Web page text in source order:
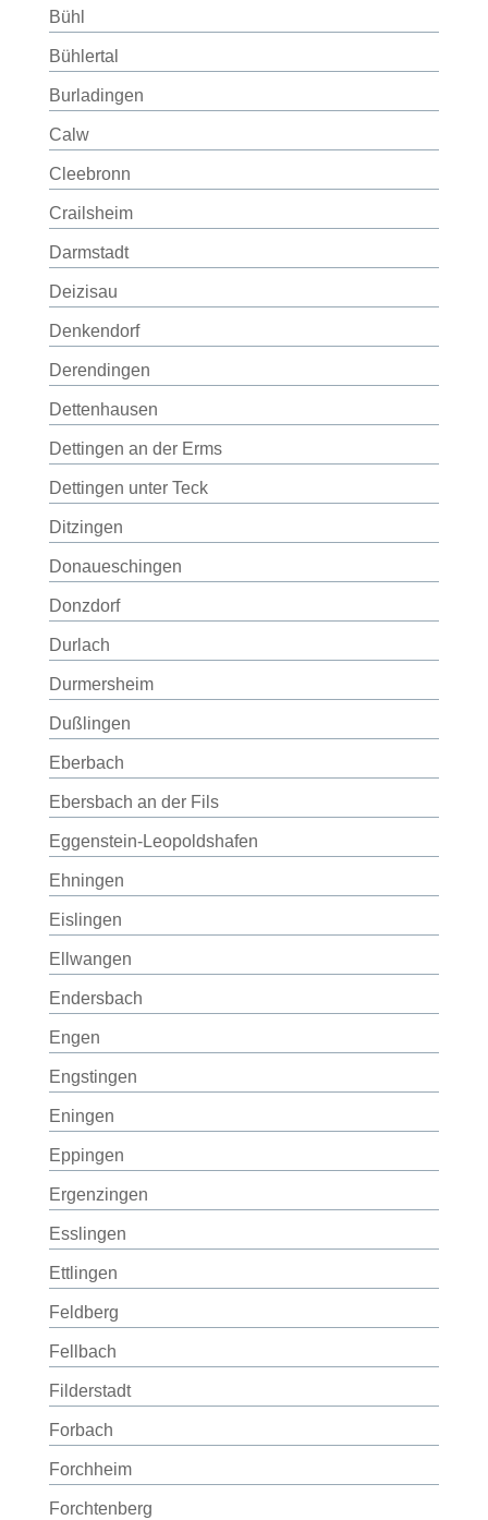
Bühl
Bühlertal
Burladingen
Calw
Cleebronn
Crailsheim
Darmstadt
Deizisau
Denkendorf
Derendingen
Dettenhausen
Dettingen an der Erms
Dettingen unter Teck
Ditzingen
Donaueschingen
Donzdorf
Durlach
Durmersheim
Dußlingen
Eberbach
Ebersbach an der Fils
Eggenstein-Leopoldshafen
Ehningen
Eislingen
Ellwangen
Endersbach
Engen
Engstingen
Eningen
Eppingen
Ergenzingen
Esslingen
Ettlingen
Feldberg
Fellbach
Filderstadt
Forbach
Forchheim
Forchtenberg